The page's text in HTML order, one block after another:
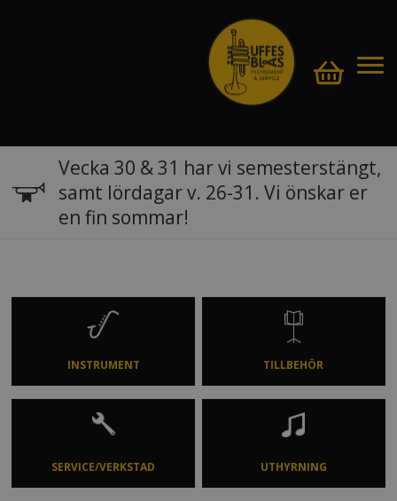
Vecka 30 & 31 har vi semesterstängt,
samt lördagar v. 26-31. Vi önskar er
en fin sommar!
INSTRUMENT TILLBEHÖR
SERVICE/VERKSTAD UTHYRNING